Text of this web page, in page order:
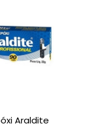
Araldite